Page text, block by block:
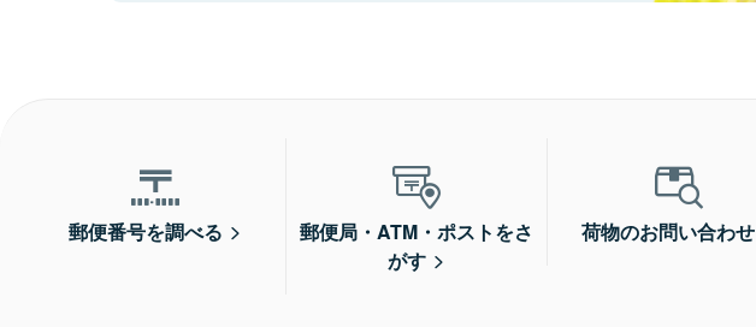
郵便番号を調べる
郵便局・ATM・ポストをさ
がす
荷物のお問い合わせ